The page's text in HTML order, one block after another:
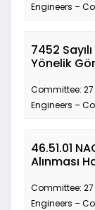
Engineers –
7452
Yönelik
Committee:
Engineers –
46.51.01
Alınması
Committee:
Engineers –